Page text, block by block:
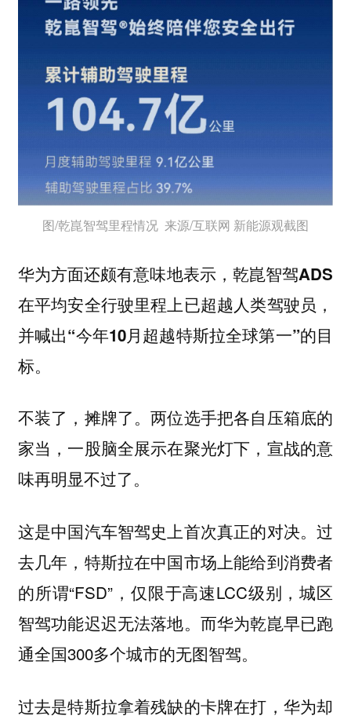
图/乾崑智驾里程情况 来源/互联网 新能源观截图
华为方面还颇有意味地表示， 乾崑智驾ADS
在平均安全行驶里程上已超越人类驾驶员，
并喊出“今年10月超越特斯拉全球第一”的目
标。
不装了，摊牌了。两位选手把各自压箱底的
家当，一股脑全展示在聚光灯下，宣战的意
味再明显不过了。
这是中国汽车智驾史上首次真正的对决。过
去几年，特斯拉在中国市场上能给到消费者
的所谓“FSD”，仅限于高速LCC级别，城区
智驾功能迟迟无法落地。而华为乾崑早已跑
通全国300多个城市的无图智驾。
过去是特斯拉拿着残缺的卡牌在打，华为却